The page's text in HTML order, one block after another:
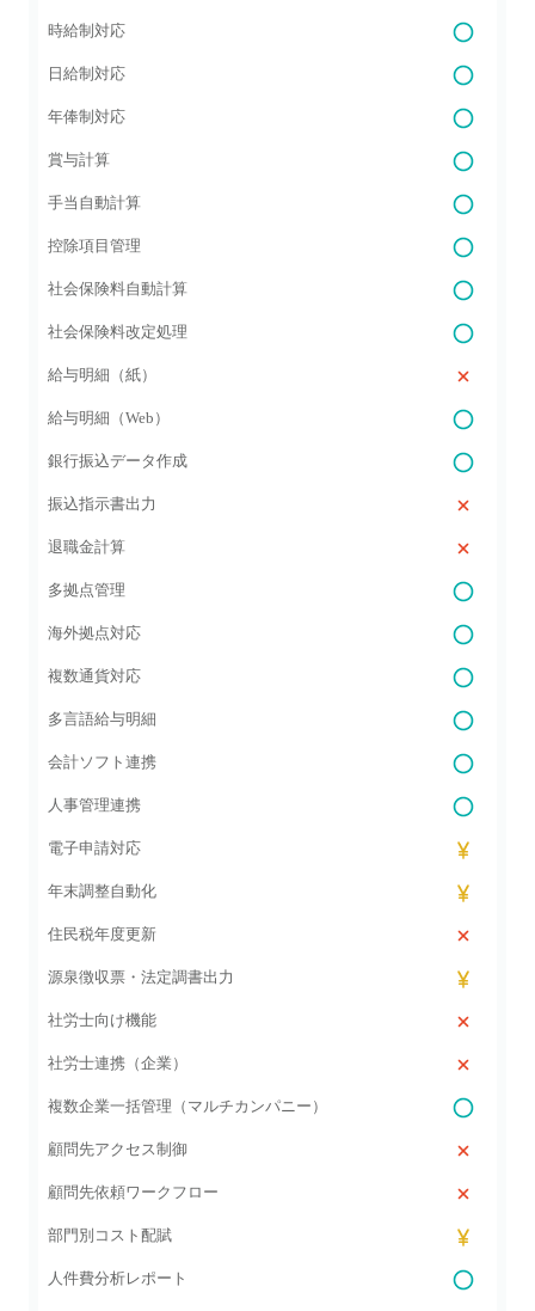
時給制対応
日給制対応
年俸制対応
賞与計算
手当自動計算
控除項目管理
社会保険料自動計算
社会保険料改定処理
給与明細（紙）
給与明細（Web）
銀行振込データ作成
振込指示書出力
退職金計算
多拠点管理
海外拠点対応
複数通貨対応
多言語給与明細
会計ソフト連携
人事管理連携
電子申請対応
年末調整自動化
住民税年度更新
源泉徴収票・法定調書出力
社労士向け機能
社労士連携（企業）
複数企業一括管理（マルチカンパニー）
顧問先アクセス制御
顧問先依頼ワークフロー
部門別コスト配賦
人件費分析レポート